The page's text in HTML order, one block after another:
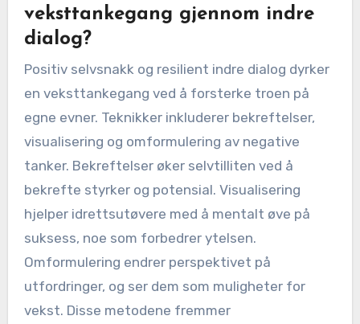
veksttankegang gjennom indre
dialog?
Positiv selvsnakk og resilient indre dialog dyrker
en veksttankegang ved å forsterke troen på
egne evner. Teknikker inkluderer bekreftelser,
visualisering og omformulering av negative
tanker. Bekreftelser øker selvtilliten ved å
bekrefte styrker og potensial. Visualisering
hjelper idrettsutøvere med å mentalt øve på
suksess, noe som forbedrer ytelsen.
Omformulering endrer perspektivet på
utfordringer, og ser dem som muligheter for
vekst. Disse metodene fremmer